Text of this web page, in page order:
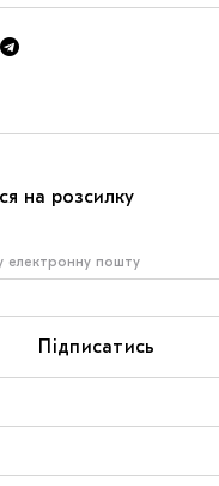
на розсилку
Підписатись